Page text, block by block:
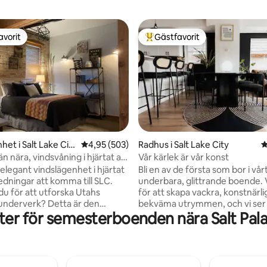
betyg, 158 omdömen
i Salt Lake Cit
4,95 av 5 i genomsnittligt betyg, 503
4,95 (503)
nära, vindsvåning i hjärtat av
SLC
elegant vindslägenhet i hjärtat
att komma till SLC.
för att utforska Utahs
Detta är den
– 10 minuter från
Sportfans, konsert- och
Populär gästfavorit
Gästfavorit
Radhus i Salt Lake City
Vår kärlek är vår konst
Bli en av de första som bor i
underbara, glittrande boende.
för att skapa vackra,
bekväma utrymmen, och vi
emot att få vara din värd! • Fullt utrustat
kök, privat parkering, 2 sovrum
för semesterboenden nära Salt